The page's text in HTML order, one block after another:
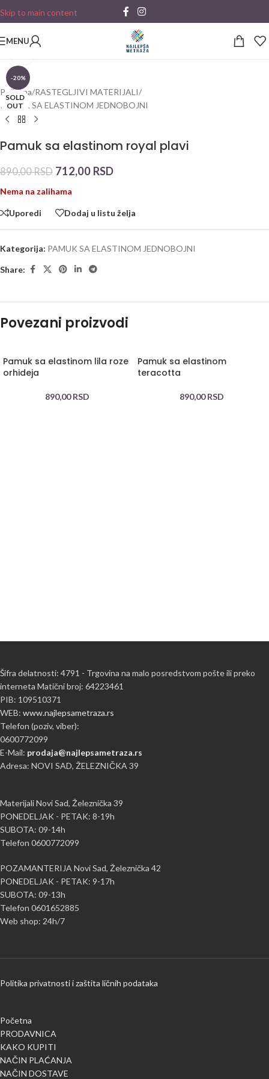
Skip to main content
MENU
-20%
SOLD
OUT
Početna/RASTEGLJIVI MATERIJALI/
PAMUK SA ELASTINOM JEDNOBOJNI
Pamuk sa elastinom royal plavi
890,00RSD 712,00 RSD
Nema na zalihama
Uporedi Dodaj u listu želja
Kategorija: PAMUK SA ELASTINOM JEDNOBOJNI
Share:
Povezani proizvodi
Pamuk sa elastinom lila roze
orhideja
890,00RSD
Pamuk sa elastinom
teracotta
890,00RSD
Šifra delatnosti: 4791 - Trgovina na malo posredstvom pošte ili preko
interneta Matični broj: 64223461
PIB: 109510371
WEB: www.najlepsametraza.rs
Telefon (poziv, viber):
0600772099
E-Mail: prodaja@najlepsametraza.rs
Adresa: NOVI SAD, ŽELEZNIČKA 39
Materijali Novi Sad, Železnička 39
PONEDELJAK - PETAK: 8-19h
SUBOTA: 09-14h
Telefon 0600772099
POZAMANTERIJA Novi Sad, Železnička 42
PONEDELJAK - PETAK: 9-17h
SUBOTA: 09-13h
Telefon 0601652885
Web shop: 24h/7
Politika privatnosti i zaštita ličnih podataka
Početna
PRODAVNICA
KAKO KUPITI
NAČIN PLAĆANJA
NAČIN DOSTAVE